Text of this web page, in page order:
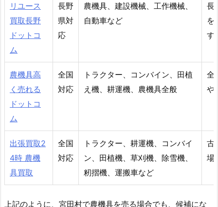
リユース
買取長野
ドットコ
ム
長野
県対
応
農機具、建設機械、工作機械、
自動車など
長
を
す
農機具高
く売れる
ドットコ
ム
全国
対応
トラクター、コンバイン、田植
え機、耕運機、農機具全般
全
や
出張買取2
4時 農機
具買取
全国
対応
トラクター、耕運機、コンバイ
ン、田植機、草刈機、除雪機、
籾摺機、運搬車など
古
場
上記のように、宮田村で農機具を売る場合でも、候補にな